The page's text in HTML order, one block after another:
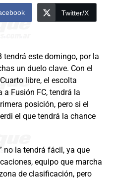
Twitter/X
tendrá este domingo, por la
un duelo clave. Con el
libre, el escolta
Fusión FC, tendrá la
posición, pero si el
el que tendrá la chance
no la tendrá fácil, ya que
equipo que marcha
de clasificación, pero